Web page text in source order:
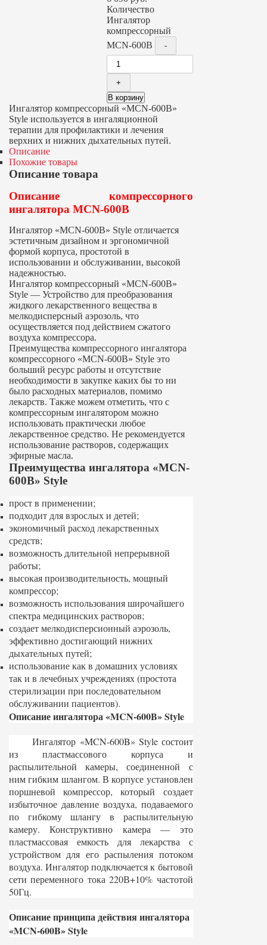
Количество
Ингалятор
компрессорный
MCN-600B
В корзину
Ингалятор компрессорный «MCN-600B»
Style используется в ингаляционной
терапии для профилактики и лечения
верхних и нижних дыхательных путей.
Описание
Похожие товары
Описание товара
Описание компрессорного
ингалятора MCN-600B
Ингалятор «MCN-600B» Style отличается
эстетичным дизайном и эргономичной
формой корпуса, простотой в
использовании и обслуживании, высокой
надежностью.
Ингалятор компрессорный «MCN-600B»
Style — Устройство для преобразования
жидкого лекарственного вещества в
мелкодисперсный аэрозоль, что
осуществляется под действием сжатого
воздуха компрессора.
Преимущества компрессорного ингалятора
компрессорного «MCN-600B» Style это
больший ресурс работы и отсутствие
необходимости в закупке каких бы то ни
было расходных материалов, помимо
лекарств. Также можем отметить, что с
компрессорным ингалятором можно
использовать практически любое
лекарственное средство. Не рекомендуется
использование растворов, содержащих
эфирные масла.
Преимущества ингалятора «MCN-
600B» Style
прост в применении;
подходит для взрослых и детей;
экономичный расход лекарственных
средств;
возможность длительной непрерывной
работы;
высокая производительность, мощный
компрессор;
возможность использования широчайшего
спектра медицинских растворов;
создает мелкодисперсионный аэрозоль,
эффективно достигающий нижних
дыхательных путей;
использование как в домашних условиях
так и в лечебных учреждениях (простота
стерилизации при последовательном
обслуживании пациентов).
Описание ингалятора «MCN-600B» Style
Ингалятор «MCN-600B» Style состоит
из пластмассового корпуса и
распылительной камеры, соединенной с
ним гибким шлангом. В корпусе установлен
поршневой компрессор, который создает
избыточное давление воздуха, подаваемого
по гибкому шлангу в распылительную
камеру. Конструктивно камера — это
пластмассовая емкость для лекарства с
устройством для его распыления потоком
воздуха. Ингалятор подключается к бытовой
сети переменного тока 220В+10% частотой
50Гц.
Описание принципа действия ингалятора
«MCN-600B» Style